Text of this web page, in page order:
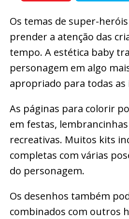
Os temas de super-
prender a atenção das
tempo. A estética baby
personagem em algo
apropriado para todas as
As páginas para colorir
em festas,
recreativas. Muitos kits
completas com várias
do personagem.
Os desenhos também
combinados com outros